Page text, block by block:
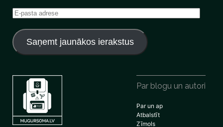
E-
adrese
Saņemt jaunākos ierakstus
Par blogu un autori
Par un ap
Atbalstīt
Zīmols